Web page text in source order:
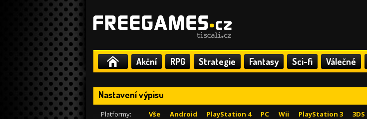
Akční RPG Strategie Fantasy Sci-fi Válečné
Nastavení výpisu
Platformy: Vše Android PlayStation 4 PC Wii PlayStation 3 3DS